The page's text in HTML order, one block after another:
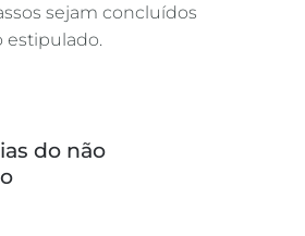
sejam concluídos
estipulado.
do não